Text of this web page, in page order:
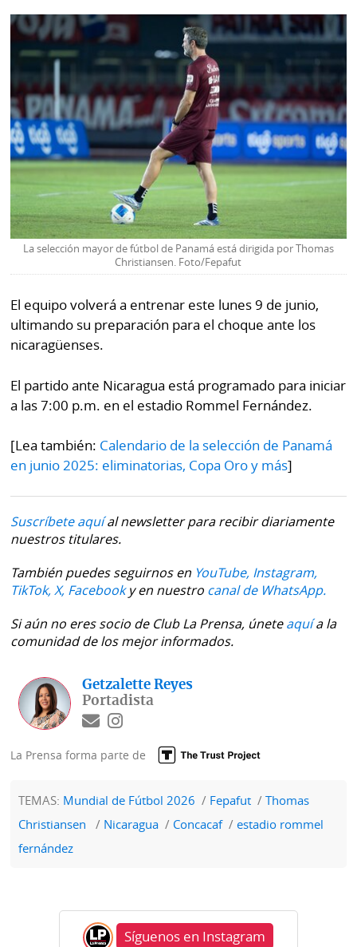
La selección mayor de fútbol de Panamá está dirigida por Thomas
Christiansen. Foto/Fepafut
El equipo volverá a entrenar este lunes 9 de junio,
ultimando su preparación para el choque ante los
nicaragüenses.
El partido ante Nicaragua está programado para iniciar
a las 7:00 p.m. en el estadio Rommel Fernández.
[Lea también: Calendario de la selección de Panamá
en junio 2025: eliminatorias, Copa Oro y más]
Suscríbete aquíal newsletter para recibir diariamente
nuestros titulares.
También puedes seguirnos en YouTube, Instagram,
TikTok, X, Facebooky en nuestro canal de WhatsApp.
Si aún no eres socio de Club La Prensa, úneteaquía la
comunidad de los mejor informados.
Getzalette Reyes
Portadista
La Prensa forma parte de
TEMAS: Mundial de Fútbol 2026 Fepafut
Thomas
Christiansen
Nicaragua Concacaf
estadio rommel
fernández
Síguenos en Instagram